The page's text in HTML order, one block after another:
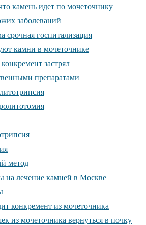
камень идет по мочеточнику
заболеваний
срочная госпитализация
камни в мочеточнике
застрял
препаратами
метод
лечение камней в Москве
конкремент из мочеточника
из мочеточника вернуться в почку